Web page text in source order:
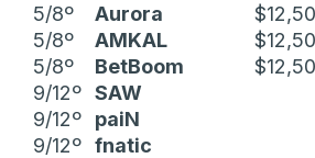
5/8º
Aurora
5/8º
AMKAL
5/8º
BetBoom
9/12º SAW
9/12º
paiN
9/12º fnatic